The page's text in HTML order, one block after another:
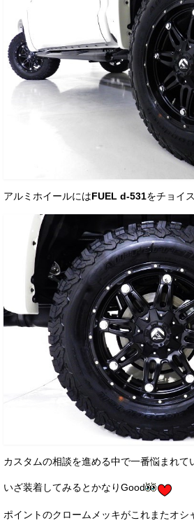
アルミホイールにはFUEL d-531をチョイス
カスタムの相談を進める中で一番悩まれて
いざ装着してみるとかなりGood
ポイントのクロームメッキがこれまたオシ